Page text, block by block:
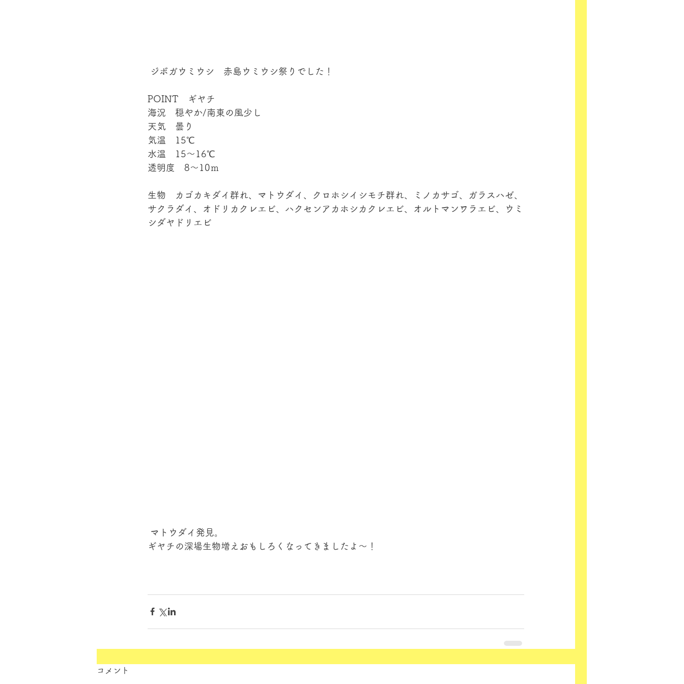
ジボガウミウシ　赤島ウミウシ祭りでした！
POINT　ギヤチ
海況　穏やか/南東の風少し
天気　曇り
気温　15℃
水温　15～16℃
透明度　8～10ｍ
生物　カゴカキダイ群れ、マトウダイ、クロホシイシモチ群れ、ミノカサゴ、ガラスハゼ、
サクラダイ、オドリカクレエビ、ハクセンアカホシカクレエビ、オルトマンワラエビ、ウミ
シダヤドリエビ
マトウダイ発見。
ギヤチの深場生物増えおもしろくなってきましたよ～！
コメント